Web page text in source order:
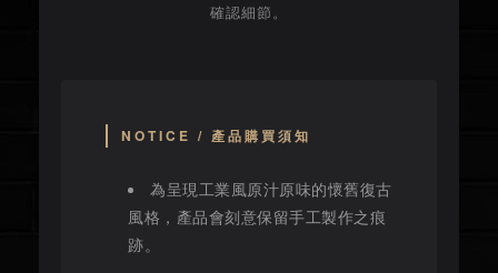
確認細節。
NOTICE / 產品購買須知
為呈現工業風原汁原味的懷舊復古
風格，產品會刻意保留手工製作之痕
跡。